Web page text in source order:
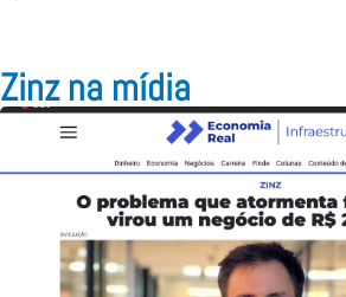
Zinz na mídia